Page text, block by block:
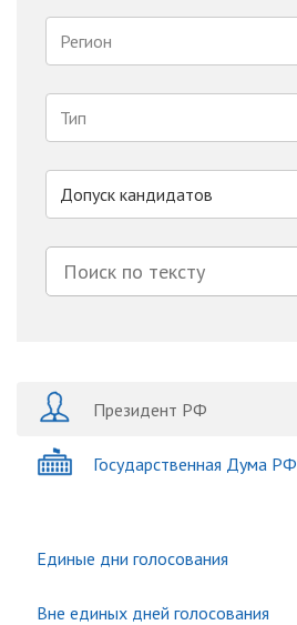
Регион
Тип
Допуск кандидатов
Президент РФ
Государственная Дума РФ
Единые дни голосования
Вне единых дней голосования